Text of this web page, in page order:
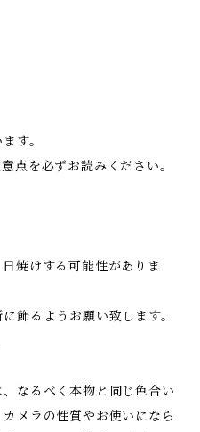
す。
点を必ずお読みください。
焼けする可能性がありま
飾るようお願い致します。
なるべく本物と同じ色合い
メラの性質やお使いになら